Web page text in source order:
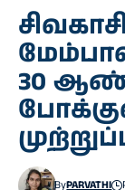
30
ByPARVATHI